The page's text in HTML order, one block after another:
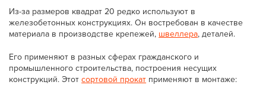
Из-за размеров квадрат 20 редко используют в
железобетонных конструкциях. Он востребован в качестве
материала в производстве крепежей, швеллера, деталей.
Его применяют в разных сферах гражданского и
промышленного строительства, построения несущих
конструкций. Этотсортовой прокат применяют в монтаже: